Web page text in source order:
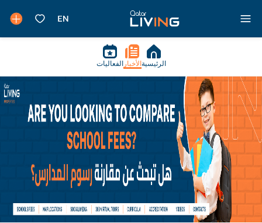
الرئيسية الأخبار الفعاليات